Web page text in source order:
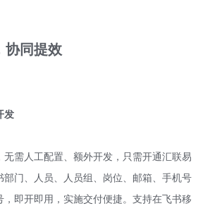
协同提效
发
需人工配置、额外开发，只需开通汇联易
部门、人员、人员组、岗位、邮箱、手机号
即开即用，实施交付便捷。支持在飞书移